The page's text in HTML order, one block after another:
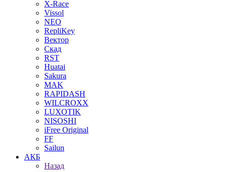
X-Race
Vissol
NEO
RepliKey
Вектор
Скад
RST
Huatai
Sakura
MAK
RAPIDASH
WILCROXX
LUXOTIK
NISOSHI
iFree Original
FF
Sailun
АКБ
Назад